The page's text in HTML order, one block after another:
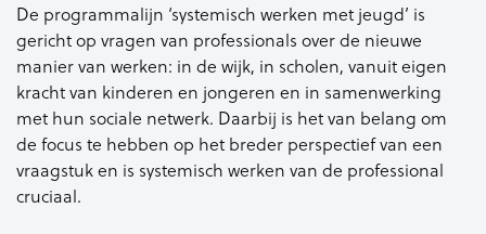
De programmalijn ‘systemisch werken met jeugd’ is
gericht op vragen van professionals over de nieuwe
manier van werken: in de wijk, in scholen, vanuit eigen
kracht van kinderen en jongeren en in samenwerking
met hun sociale netwerk. Daarbij is het van belang om
de focus te hebben op het breder perspectief van een
vraagstuk en is systemisch werken van de professional
cruciaal.